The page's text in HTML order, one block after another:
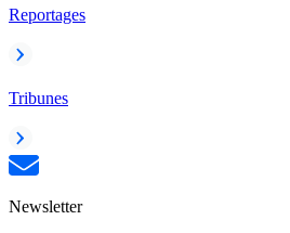
Reportages
Tribunes
Newsletter